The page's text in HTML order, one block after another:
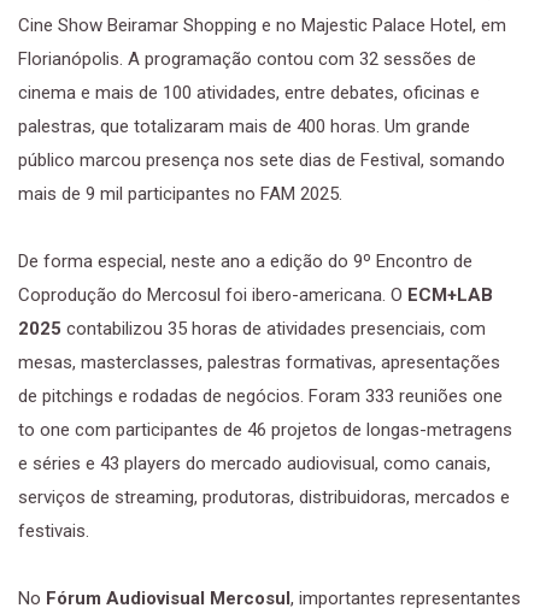
Cine Show Beiramar Shopping e no Majestic Palace Hotel, em
Florianópolis. A programação contou com 32 sessões de
cinema e mais de 100 atividades, entre debates, oficinas e
palestras, que totalizaram mais de 400 horas. Um grande
público marcou presença nos sete dias de Festival, somando
mais de 9 mil participantes no FAM 2025.
De forma especial, neste ano a edição do 9º Encontro de
Coprodução do Mercosul foi ibero-americana. O ECM+LAB
2025 contabilizou 35 horas de atividades presenciais, com
mesas, masterclasses, palestras formativas, apresentações
de pitchings e rodadas de negócios. Foram 333 reuniões one
to one com participantes de 46 projetos de longas-metragens
e séries e 43 players do mercado audiovisual, como canais,
serviços de streaming, produtoras, distribuidoras, mercados e
festivais.
No Fórum Audiovisual Mercosul, importantes representantes